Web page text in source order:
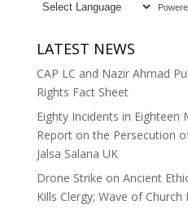
LATEST NEWS
CAP LC and Nazir Ahmad
Rights Fact Sheet
Eighty Incidents in Eighteen
Report on the Persecution
Jalsa Salana UK
Drone Strike on Ancient
Kills Clergy; Wave of